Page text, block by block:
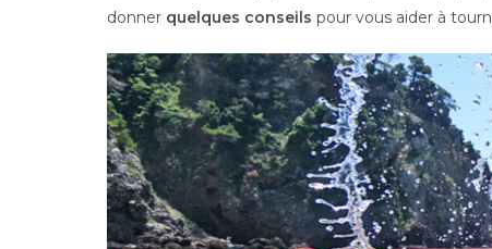
donner quelques conseils pour vous aider à